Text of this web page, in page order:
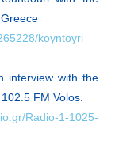
koyntoyri
with the
FM Volos.
Radio-1-1025-